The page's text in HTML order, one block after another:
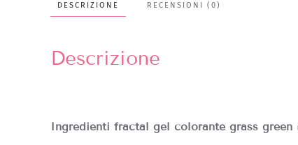
DESCRIZIONE RECENSIONI (0)
Descrizione
Ingredienti fractal gel colorante grass green